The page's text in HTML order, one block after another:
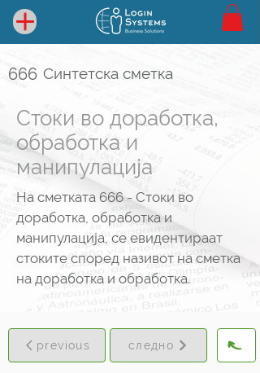
666 Синтетска сметка
Стоки во доработка,
обработка и
манипулација
На сметката 666 - Стоки во
доработка, обработка и
манипулација, се евидентираат
стоките според називот на сметка
на доработка и обработка.
previous следно